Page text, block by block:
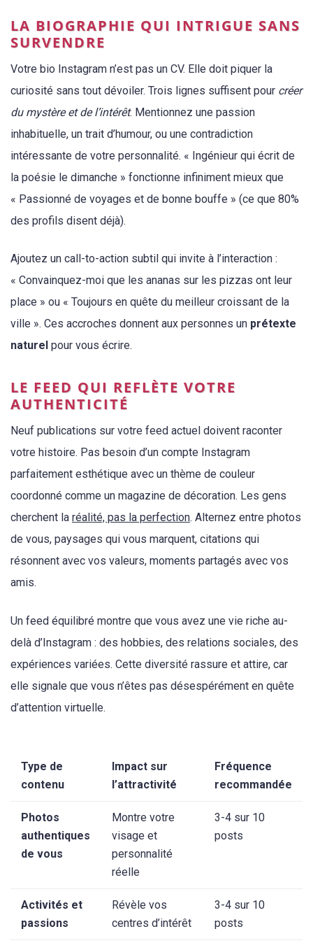
LA BIOGRAPHIE QUI INTRIGUE SANS
SURVENDRE
Votre bio Instagram n’est pas un CV. Elle doit piquer la
curiosité sans tout dévoiler. Trois lignes suffisent pour créer
du mystère et de l’intérêt. Mentionnez une passion
inhabituelle, un trait d’humour, ou une contradiction
intéressante de votre personnalité. « Ingénieur qui écrit de
la poésie le dimanche » fonctionne infiniment mieux que
« Passionné de voyages et de bonne bouffe » (ce que 80%
des profils disent déjà).
Ajoutez un call-to-action subtil qui invite à l’interaction :
« Convainquez-moi que les ananas sur les pizzas ont leur
place » ou « Toujours en quête du meilleur croissant de la
ville ». Ces accroches donnent aux personnes un prétexte
naturel pour vous écrire.
LE FEED QUI REFLÈTE VOTRE
AUTHENTICITÉ
Neuf publications sur votre feed actuel doivent raconter
votre histoire. Pas besoin d’un compte Instagram
parfaitement esthétique avec un thème de couleur
coordonné comme un magazine de décoration. Les gens
cherchent la réalité, pas la perfection. Alternez entre photos
de vous, paysages qui vous marquent, citations qui
résonnent avec vos valeurs, moments partagés avec vos
amis.
Un feed équilibré montre que vous avez une vie riche au-
delà d’Instagram : des hobbies, des relations sociales, des
expériences variées. Cette diversité rassure et attire, car
elle signale que vous n’êtes pas désespérément en quête
d’attention virtuelle.
Type de
contenu
Impact sur
l’attractivité
Fréquence
recommandée
Photos
authentiques
de vous
Montre votre
visage et
personnalité
réelle
3-4 sur 10
posts
Activités et
passions
Révèle vos
centres d’intérêt
3-4 sur 10
posts